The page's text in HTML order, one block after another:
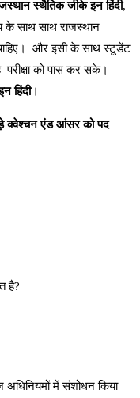
स्थैतिकजीकेइनहिंदी,
के साथ साथ राजस्थान
और इसी के साथ स्टूडेंट
परीक्षा को पास कर सके।
हिंदी।
क्वेश्चन एंड आंसर को पद
है?
में संशोधन किया